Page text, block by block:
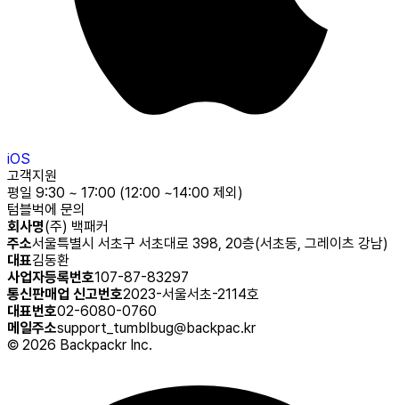
iOS
고객지원
평일 9:30 ~ 17:00 (12:00 ~14:00 제외)
텀블벅에 문의
회사명(주) 백패커
주소서울특별시 서초구 서초대로 398, 20층(서초동, 그레이츠 강남)
대표김동환
사업자등록번호107-87-83297
통신판매업 신고번호2023-서울서초-2114호
대표번호02-6080-0760
메일주소support_tumblbug@backpac.kr
© 2026 Backpackr Inc.